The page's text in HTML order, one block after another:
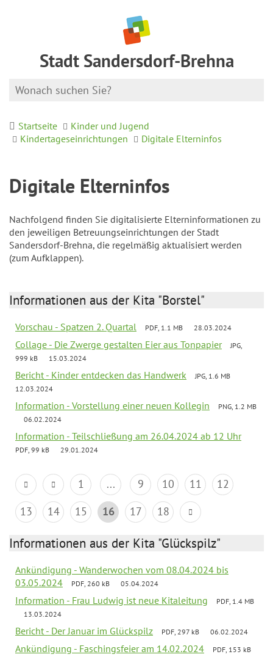
Stadt Sandersdorf-Brehna
Startseite
Kinder und Jugend
Kindertageseinrichtungen
Digitale Elterninfos
Digitale Elterninfos
Nachfolgend finden Sie digitalisierte Elterninformationen zu
den jeweiligen Betreuungseinrichtungen der Stadt
Sandersdorf-Brehna, die regelmäßig aktualisiert werden
(zum Aufklappen).
Informationen aus der Kita "Borstel"
Vorschau - Spatzen 2. Quartal PDF, 1.1 MB 28.03.2024
Collage - Die Zwerge gestalten Eier aus Tonpapier
JPG,
999 kB
15.03.2024
Bericht - Kinder entdecken das Handwerk
JPG, 1.6 MB
12.03.2024
Information - Vorstellung einer neuen Kollegin
PNG, 1.2 MB
06.02.2024
Information - Teilschließung am 26.04.2024 ab 12 Uhr
PDF, 99 kB 29.01.2024
1 ... 9 10 11
12
13
14 15 16 17 18
Informationen aus der Kita "Glückspilz"
Ankündigung - Wanderwochen vom 08.04.2024 bis
03.05.2024
PDF, 260 kB 05.04.2024
Information - Frau Ludwig ist neue Kitaleitung
PDF, 1.4 MB
13.03.2024
Bericht - Der Januar im Glückspilz PDF, 297 kB 06.02.2024
Ankündigung - Faschingsfeier am 14.02.2024
PDF, 153 kB